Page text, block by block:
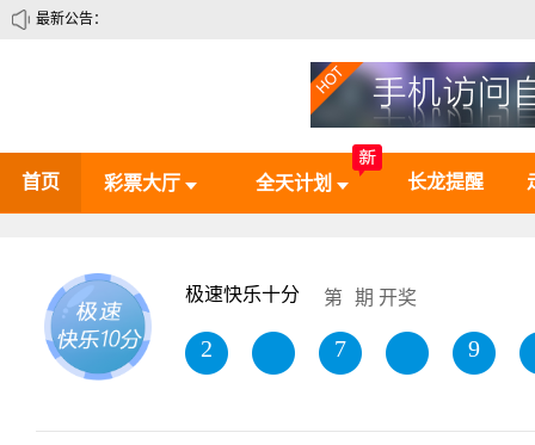
最新公告：
首页 彩票大厅 全天计划 长龙提醒
极速快乐十分 第 期 开奖
8 2
6
8
3